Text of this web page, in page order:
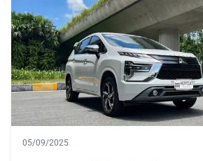
05/09/2025